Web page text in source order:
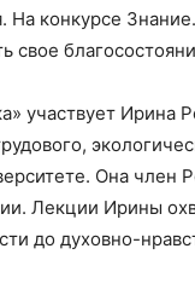
На конкурсе
свое
участвует Ирина
Она член
Лекции Ирины
до духовно-